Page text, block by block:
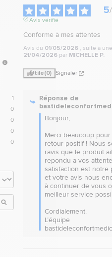
1
0
0
0
0
5/
Avis vérifié
Conforme à mes attentes
Avis du 01/05/2026 , suite à
21/04/2026 par MICHELLE P.
Utile(0) Signaler
Réponse de
Bonjour,
Merci beaucoup
retour positif ! Nous
ravis que le produit
répondu à vos
satisfaction est notre
et votre avis nous
à continuer de vous
meilleur service
Cordialement.
L’équipe